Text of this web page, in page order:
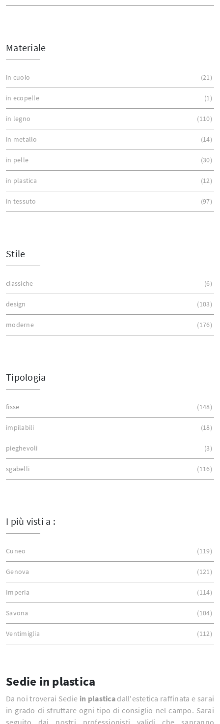
Materiale
in cuoio 21
in ecopelle 1
in legno 110
in metallo 14
in pelle 30
in plastica 12
in tessuto 97
Stile
classiche 6
design 103
moderne 176
Tipologia
fisse 148
impilabili 18
pieghevoli 3
sgabelli 116
I più visti a :
Cuneo 119
Genova 121
Imperia 114
Savona 104
Ventimiglia 112
Sedie in plastica
Da noi troverai Sedie in plasticadall'estetica raffinata e sarai
in grado di sfruttare ogni tipo di consiglio nel campo. Sarai
seguito dai nostri professionisti validi che sapranno